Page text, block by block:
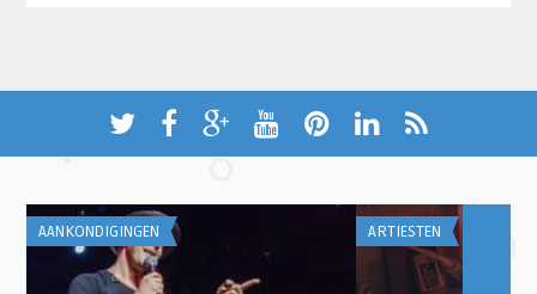
AANKONDIGINGEN ARTIESTEN